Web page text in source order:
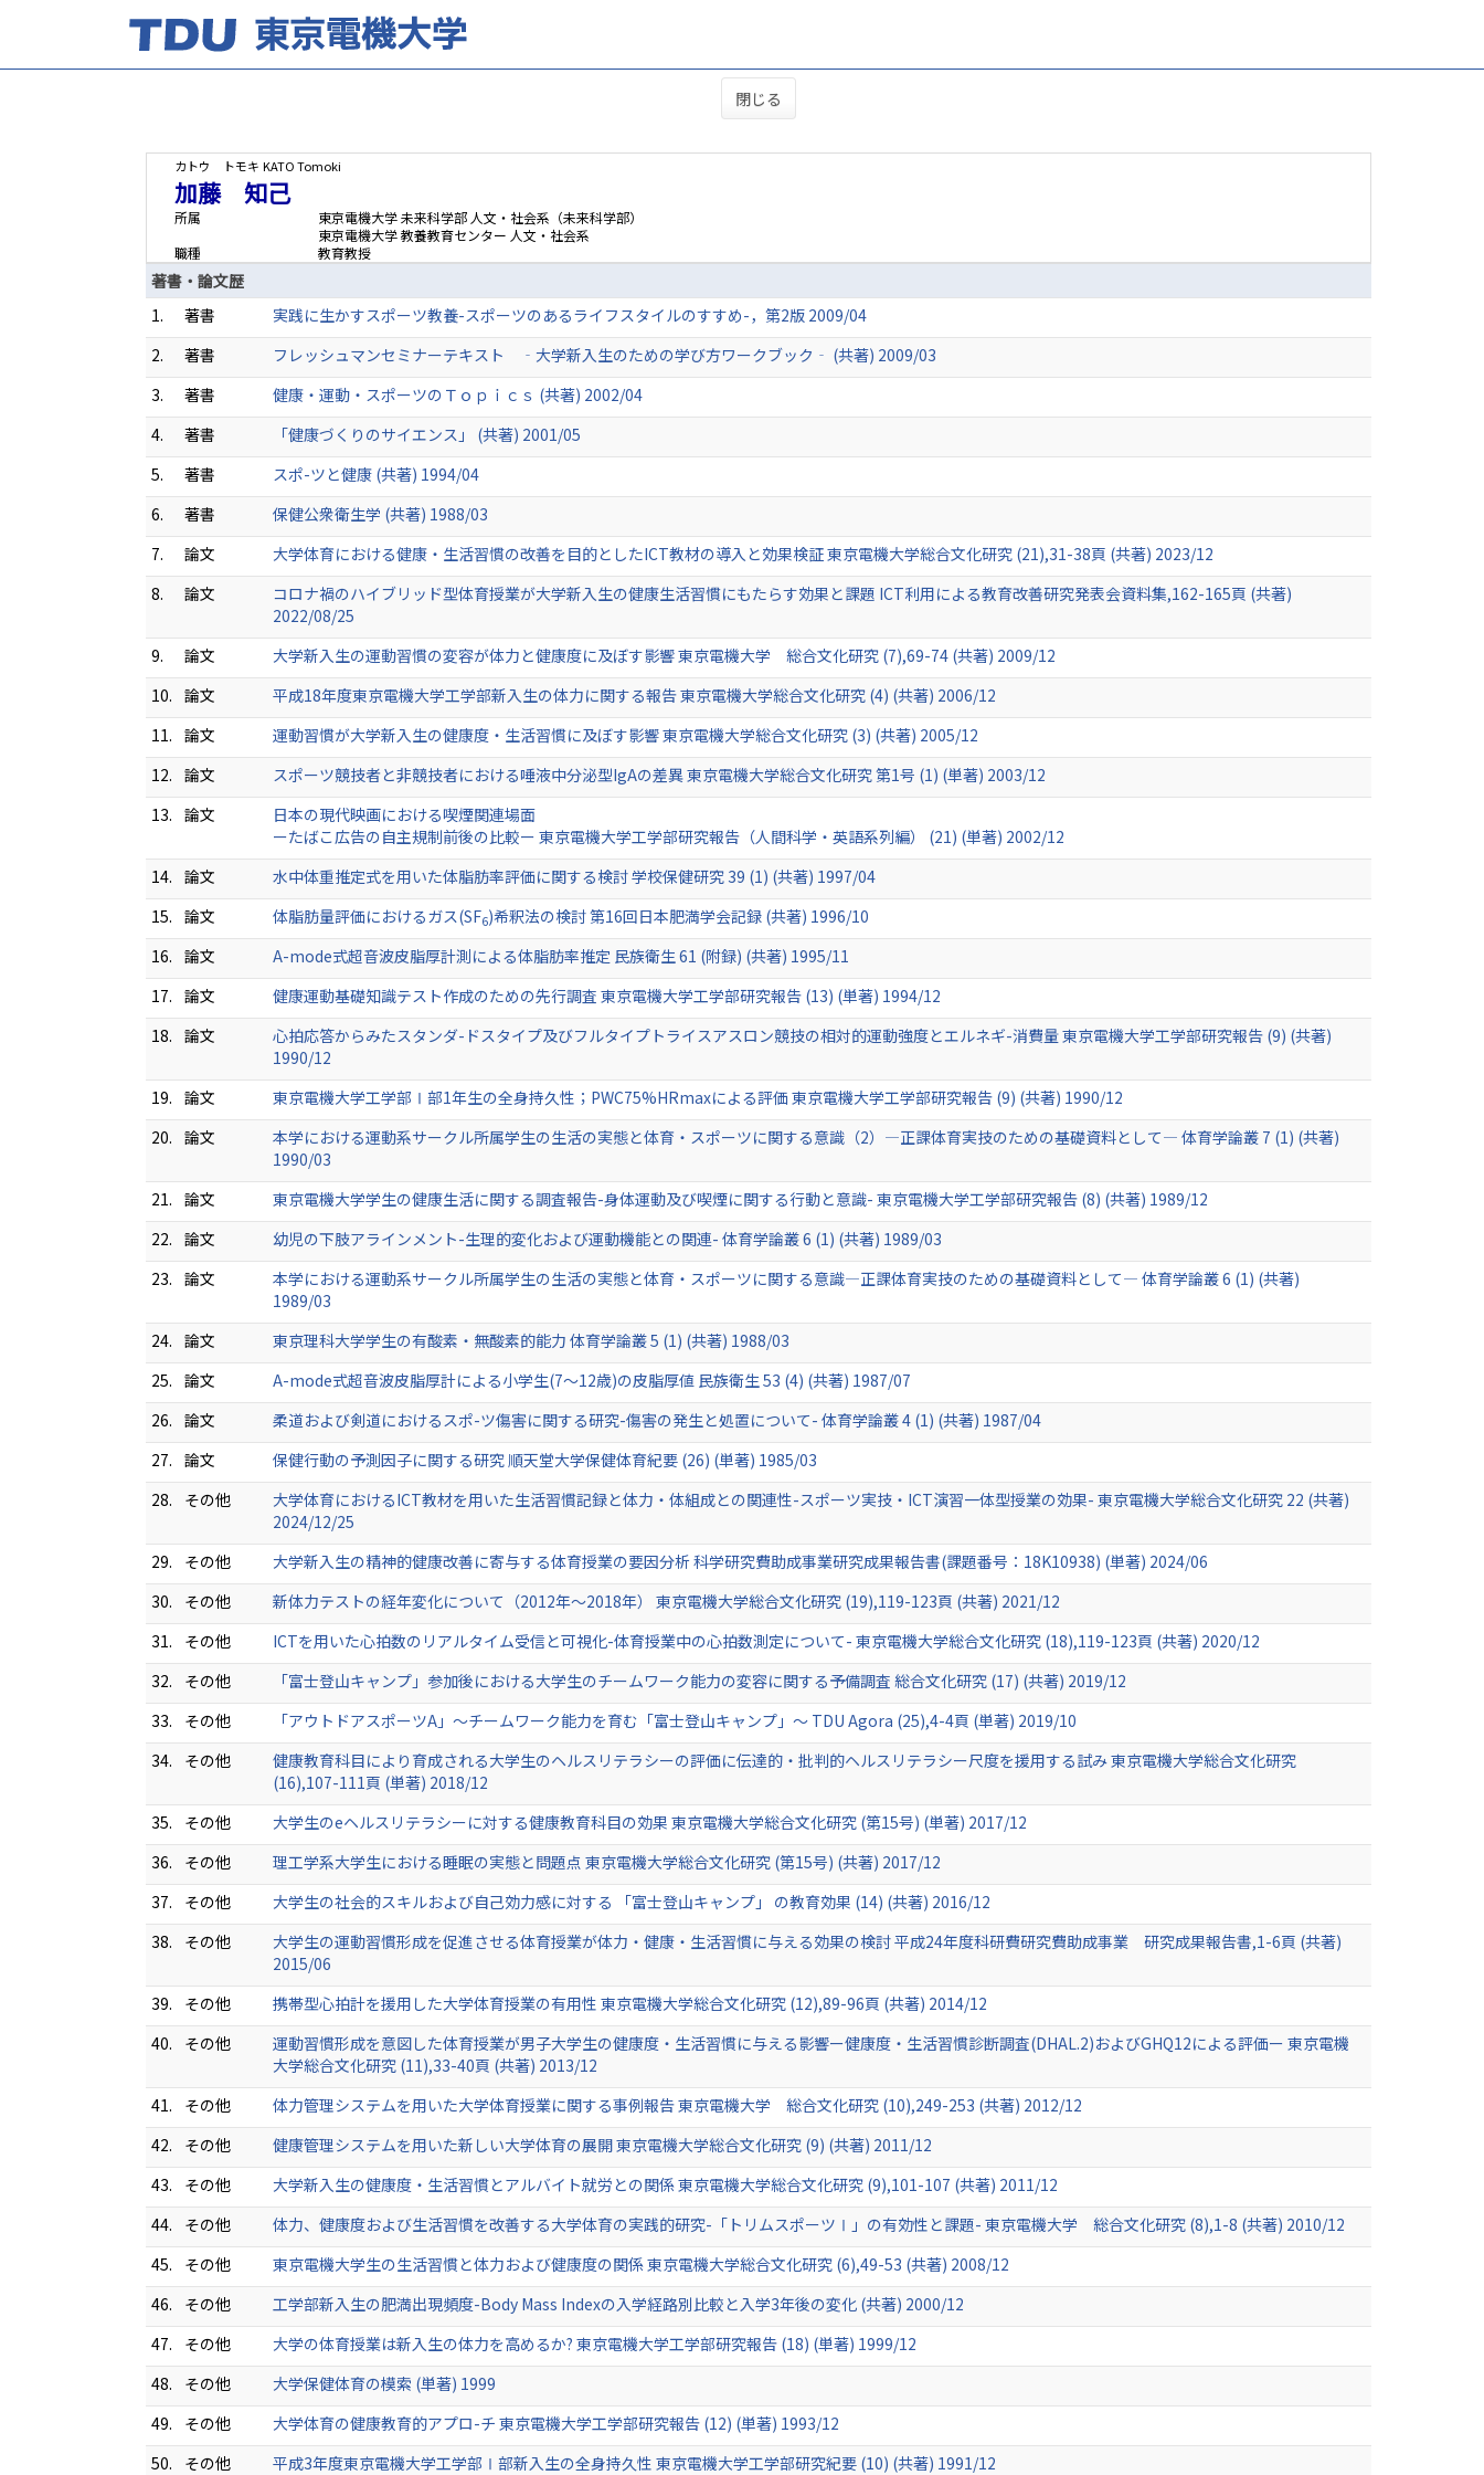
閉じる
カトウ トモキ KATO Tomoki
加藤 知己
所属
東京電機大学 未来科学部 人文・社会系（未来科学部）
東京電機大学 教養教育センター 人文・社会系
職種
教育教授
著書・論文歴
1.
著書
実践に生かすスポーツ教養-スポーツのあるライフスタイルのすすめ-，第2版 2009/04
2.
著書
フレッシュマンセミナーテキスト ‐大学新入生のための学び方ワークブック‐ (共著) 2009/03
3.
著書
健康・運動・スポーツのＴｏｐｉｃｓ (共著) 2002/04
4.
著書
「健康づくりのサイエンス」 (共著) 2001/05
5.
著書
スポ-ツと健康 (共著) 1994/04
6.
著書
保健公衆衛生学 (共著) 1988/03
7.
論文
大学体育における健康・生活習慣の改善を目的としたICT教材の導入と効果検証 東京電機大学総合文化研究 (21),31-38頁 (共著) 2023/12
8.
論文
コロナ禍のハイブリッド型体育授業が大学新入生の健康生活習慣にもたらす効果と課題 ICT利用による教育改善研究発表会資料集,162-165頁 (共著)
2022/08/25
9.
論文
大学新入生の運動習慣の変容が体力と健康度に及ぼす影響 東京電機大学 総合文化研究 (7),69-74 (共著) 2009/12
10. 論文
平成18年度東京電機大学工学部新入生の体力に関する報告 東京電機大学総合文化研究 (4) (共著) 2006/12
11. 論文
運動習慣が大学新入生の健康度・生活習慣に及ぼす影響 東京電機大学総合文化研究 (3) (共著) 2005/12
12. 論文
スポーツ競技者と非競技者における唾液中分泌型IgAの差異 東京電機大学総合文化研究 第1号 (1) (単著) 2003/12
13. 論文
日本の現代映画における喫煙関連場面
ーたばこ広告の自主規制前後の比較ー 東京電機大学工学部研究報告（人間科学・英語系列編） (21) (単著) 2002/12
14. 論文
水中体重推定式を用いた体脂肪率評価に関する検討 学校保健研究 39 (1) (共著) 1997/04
15. 論文 体脂肪量評価におけるガス(SF6)希釈法の検討 第16回日本肥満学会記録 (共著) 1996/10
16. 論文
A-mode式超音波皮脂厚計測による体脂肪率推定 民族衛生 61 (附録) (共著) 1995/11
17. 論文
健康運動基礎知識テスト作成のための先行調査 東京電機大学工学部研究報告 (13) (単著) 1994/12
18. 論文
心拍応答からみたスタンダ-ドスタイプ及びフルタイプトライスアスロン競技の相対的運動強度とエルネギ-消費量 東京電機大学工学部研究報告 (9) (共著)
1990/12
19. 論文
東京電機大学工学部Ⅰ部1年生の全身持久性；PWC75%HRmaxによる評価 東京電機大学工学部研究報告 (9) (共著) 1990/12
20. 論文
本学における運動系サークル所属学生の生活の実態と体育・スポーツに関する意識（2）―正課体育実技のための基礎資料として― 体育学論叢 7 (1) (共著)
1990/03
21. 論文
東京電機大学学生の健康生活に関する調査報告-身体運動及び喫煙に関する行動と意識- 東京電機大学工学部研究報告 (8) (共著) 1989/12
22. 論文
幼児の下肢アラインメント-生理的変化および運動機能との関連- 体育学論叢 6 (1) (共著) 1989/03
23. 論文
本学における運動系サークル所属学生の生活の実態と体育・スポーツに関する意識―正課体育実技のための基礎資料として― 体育学論叢 6 (1) (共著)
1989/03
24. 論文
東京理科大学学生の有酸素・無酸素的能力 体育学論叢 5 (1) (共著) 1988/03
25. 論文
A-mode式超音波皮脂厚計による小学生(7〜12歳)の皮脂厚値 民族衛生 53 (4) (共著) 1987/07
26. 論文
柔道および剣道におけるスポ-ツ傷害に関する研究-傷害の発生と処置について- 体育学論叢 4 (1) (共著) 1987/04
27. 論文
保健行動の予測因子に関する研究 順天堂大学保健体育紀要 (26) (単著) 1985/03
28.
その他
大学体育におけるICT教材を用いた生活習慣記録と体力・体組成との関連性-スポーツ実技・ICT演習一体型授業の効果- 東京電機大学総合文化研究 22 (共著)
2024/12/25
29.
その他
大学新入生の精神的健康改善に寄与する体育授業の要因分析 科学研究費助成事業研究成果報告書(課題番号：18K10938) (単著) 2024/06
30.
その他
新体力テストの経年変化について（2012年〜2018年） 東京電機大学総合文化研究 (19),119-123頁 (共著) 2021/12
31.
その他
ICTを用いた心拍数のリアルタイム受信と可視化-体育授業中の心拍数測定について- 東京電機大学総合文化研究 (18),119-123頁 (共著) 2020/12
32.
その他
「富士登山キャンプ」参加後における大学生のチームワーク能力の変容に関する予備調査 総合文化研究 (17) (共著) 2019/12
33.
その他
「アウトドアスポーツA」～チームワーク能力を育む「富士登山キャンプ」～ TDU Agora (25),4-4頁 (単著) 2019/10
34.
その他
健康教育科目により育成される大学生のヘルスリテラシーの評価に伝達的・批判的ヘルスリテラシー尺度を援用する試み 東京電機大学総合文化研究
(16),107-111頁 (単著) 2018/12
35.
その他
大学生のeヘルスリテラシーに対する健康教育科目の効果 東京電機大学総合文化研究 (第15号) (単著) 2017/12
36.
その他
理工学系大学生における睡眠の実態と問題点 東京電機大学総合文化研究 (第15号) (共著) 2017/12
37.
その他
大学生の社会的スキルおよび自己効力感に対する 「富士登山キャンプ」 の教育効果 (14) (共著) 2016/12
38.
その他
大学生の運動習慣形成を促進させる体育授業が体力・健康・生活習慣に与える効果の検討 平成24年度科研費研究費助成事業 研究成果報告書,1-6頁 (共著)
2015/06
39.
その他
携帯型心拍計を援用した大学体育授業の有用性 東京電機大学総合文化研究 (12),89-96頁 (共著) 2014/12
40.
その他
運動習慣形成を意図した体育授業が男子大学生の健康度・生活習慣に与える影響ー健康度・生活習慣診断調査(DHAL.2)およびGHQ12による評価ー 東京電機
大学総合文化研究 (11),33-40頁 (共著) 2013/12
41.
その他
体力管理システムを用いた大学体育授業に関する事例報告 東京電機大学 総合文化研究 (10),249-253 (共著) 2012/12
42.
その他
健康管理システムを用いた新しい大学体育の展開 東京電機大学総合文化研究 (9) (共著) 2011/12
43.
その他
大学新入生の健康度・生活習慣とアルバイト就労との関係 東京電機大学総合文化研究 (9),101-107 (共著) 2011/12
44.
その他
体力、健康度および生活習慣を改善する大学体育の実践的研究-「トリムスポーツⅠ」の有効性と課題- 東京電機大学 総合文化研究 (8),1-8 (共著) 2010/12
45.
その他
東京電機大学生の生活習慣と体力および健康度の関係 東京電機大学総合文化研究 (6),49-53 (共著) 2008/12
46.
その他
工学部新入生の肥満出現頻度-Body Mass Indexの入学経路別比較と入学3年後の変化 (共著) 2000/12
47.
その他
大学の体育授業は新入生の体力を高めるか? 東京電機大学工学部研究報告 (18) (単著) 1999/12
48.
その他
大学保健体育の模索 (単著) 1999
49.
その他
大学体育の健康教育的アプロ-チ 東京電機大学工学部研究報告 (12) (単著) 1993/12
50.
その他 平成3年度東京電機大学工学部Ⅰ部新入生の全身持久性 東京電機大学工学部研究紀要 (10) (共著) 1991/12